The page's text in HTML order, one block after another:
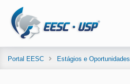
Portal EESC Estágios e Oportunidades